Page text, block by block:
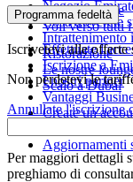
Medio Oriente
Voli verso tutti
Negozio
Cosa troverete
Intrattenimento
Ristorazione
Le nostre
Scalo a Dubai
Programma fedeltà
Effettuate
Iscrizione a
I nostri partner
Vantaggi
Create un
Regolamento
Aggiornamenti
Iscrivetevi alle offerte
Non perdetevi le
Annullate l'iscrizione
Per maggiori dettagli
preghiamo di